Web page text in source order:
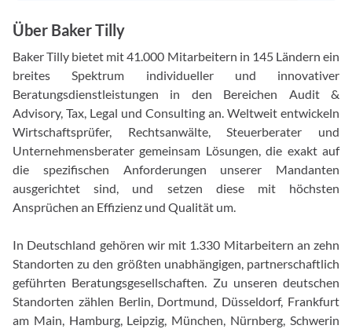
Über Baker Tilly
Baker Tilly bietet mit 41.000 Mitarbeitern in 145 Ländern ein
breites Spektrum individueller und innovativer
Beratungsdienstleistungen in den Bereichen Audit &
Advisory, Tax, Legal und Consulting an. Weltweit entwickeln
Wirtschaftsprüfer, Rechtsanwälte, Steuerberater und
Unternehmensberater gemeinsam Lösungen, die exakt auf
die spezifischen Anforderungen unserer Mandanten
ausgerichtet sind, und setzen diese mit höchsten
Ansprüchen an Effizienz und Qualität um.
In Deutschland gehören wir mit 1.330 Mitarbeitern an zehn
Standorten zu den größten unabhängigen, partnerschaftlich
geführten Beratungsgesellschaften. Zu unseren deutschen
Standorten zählen Berlin, Dortmund, Düsseldorf, Frankfurt
am Main, Hamburg, Leipzig, München, Nürnberg, Schwerin